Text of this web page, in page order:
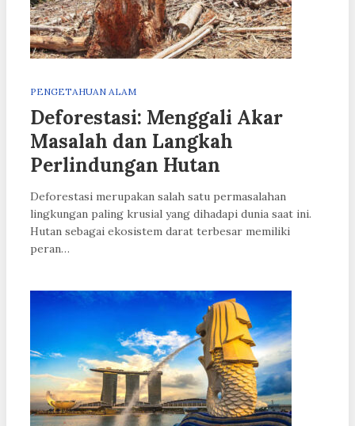
PENGETAHUAN ALAM
Deforestasi: Menggali Akar
Masalah dan Langkah
Perlindungan Hutan
Deforestasi merupakan salah satu permasalahan
lingkungan paling krusial yang dihadapi dunia saat ini.
Hutan sebagai ekosistem darat terbesar memiliki
peran…